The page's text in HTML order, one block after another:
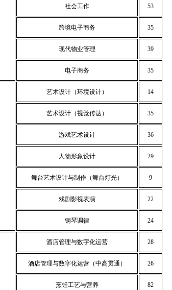
社会工作 53
跨境电子商务 35
现代物业管理 39
电子商务 35
艺术设计（环境设计） 14
艺术设计（视觉传达） 35
游戏艺术设计 36
人物形象设计 29
舞台艺术设计与制作（舞台灯光） 9
戏剧影视表演 22
钢琴调律 24
酒店管理与数字化运营 28
酒店管理与数字化运营（中高贯通） 26
烹饪工艺与营养 82